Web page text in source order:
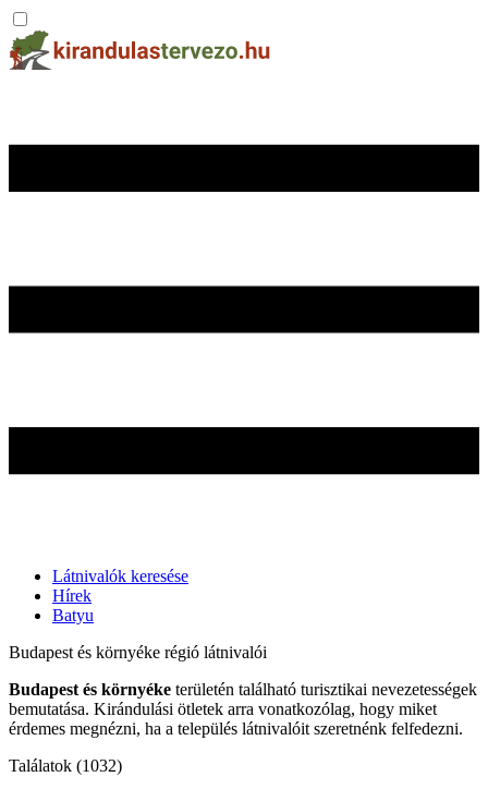
Látnivalók keresése
Hírek
Batyu
Budapest és környéke régió látnivalói
Budapest és környéke területén található turisztikai nevezetességek
bemutatása. Kirándulási ötletek arra vonatkozólag, hogy miket
érdemes megnézni, ha a település látnivalóit szeretnénk felfedezni.
Találatok (1032)